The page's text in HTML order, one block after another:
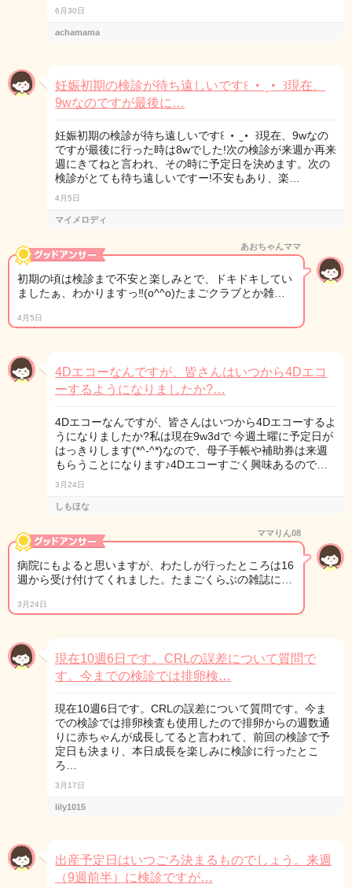
6月30日
achamama
妊娠初期の検診が待ち遠しいです꒰ ・ ̫・ ꒱現在、
9wなのですが最後に…
妊娠初期の検診が待ち遠しいです꒰ ・ ̫・ ꒱現在、9wなの
ですが最後に行った時は8wでした!次の検診が来週か再来
週にきてねと言われ、その時に予定日を決めます。次の
検診がとても待ち遠しいですー!不安もあり、楽…
4月5日
マイメロディ
あおちゃんママ
初期の頃は検診まで不安と楽しみとで、ドキドキしてい
ましたぁ、わかりますっ‼︎(o^^o)たまごクラブとか雑…
4月5日
4Dエコーなんですが、皆さんはいつから4Dエコ
ーするようになりましたか?…
4Dエコーなんですが、皆さんはいつから4Dエコーするよ
うになりましたか?私は現在9w3dで 今週土曜に予定日が
はっきりします(*^-^*)なので、母子手帳や補助券は来週
もらうことになります♪4Dエコーすごく興味あるので…
3月24日
しもほな
ママりん08
病院にもよると思いますが、わたしが行ったところは16
週から受け付けてくれました。たまごくらぶの雑誌に…
3月24日
現在10週6日です。CRLの誤差について質問で
す。今までの検診では排卵検…
現在10週6日です。CRLの誤差について質問です。今ま
での検診では排卵検査も使用したので排卵からの週数通
りに赤ちゃんが成長してると言われて、前回の検診で予
定日も決まり、本日成長を楽しみに検診に行ったとこ
ろ…
3月17日
lily1015
出産予定日はいつごろ決まるものでしょう。来週
（9週前半）に検診ですが…